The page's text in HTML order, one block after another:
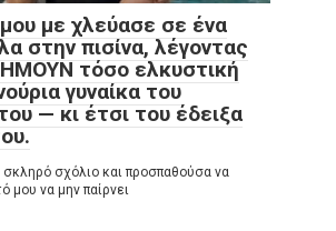
με χλεύασε σε ένα
στην πισίνα, λέγοντας
τόσο ελκυστική
γυναίκα του
— κι έτσι του έδειξα
σχόλιο και προσπαθούσα να
μου να μην παίρνει